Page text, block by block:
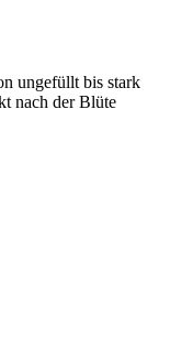
ungefüllt bis stark
nach der Blüte